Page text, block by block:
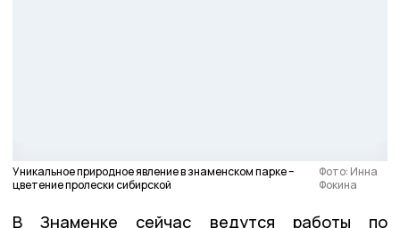
Уникальное природное явление в знаменском парке –
цветение пролески сибирской
Фото: Инна
Фокина
В Знаменке сейчас ведутся работы по